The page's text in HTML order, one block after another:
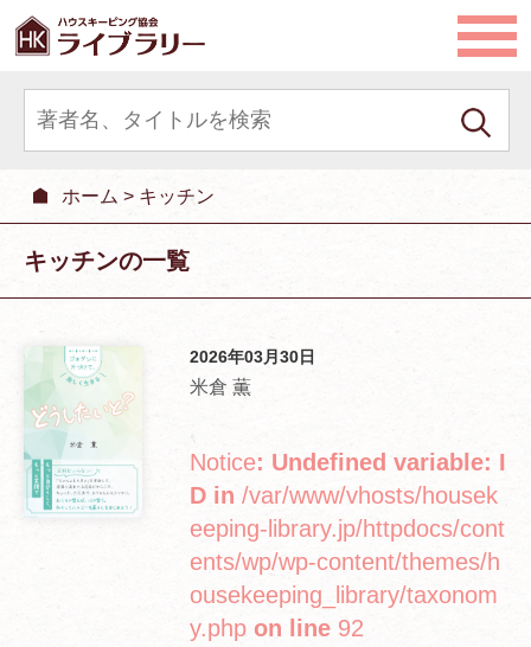
ホーム > キッチン
キッチンの一覧
2026年03月30日
米倉 薫
Notice: Undefined variable: I
D in /var/www/vhosts/housek
eeping-library.jp/httpdocs/cont
ents/wp/wp-content/themes/h
ousekeeping_library/taxonom
y.php on line 92